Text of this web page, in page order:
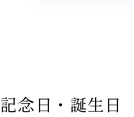
記念日・誕生日